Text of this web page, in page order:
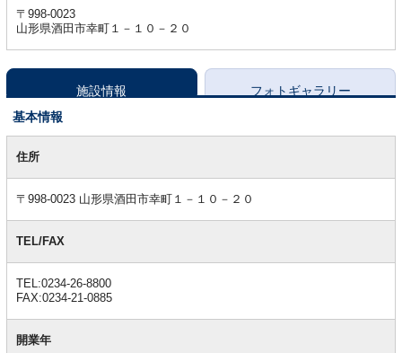
〒998-0023
山形県酒田市幸町１－１０－２０
施設情報
フォトギャラリー
基本情報
本住所
〒998-0023 山形県酒田市幸町１－１０－２０
TEL/FAX
TEL:0234-26-8800
FAX:0234-21-0885
開業年